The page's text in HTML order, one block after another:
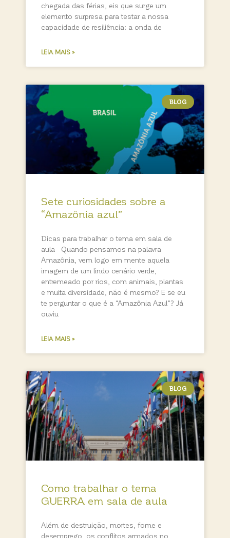
chegada das férias, eis que surge um
elemento surpresa para testar a nossa
capacidade de resiliência: a onda de
LEIA MAIS »
BLOG
Sete curiosidades sobre a
“Amazônia azul”
Dicas para trabalhar o tema em sala de
aula Quando pensamos na palavra
Amazônia, vem logo em mente aquela
imagem de um lindo cenário verde,
entremeado por rios, com animais, plantas
e muita diversidade, não é mesmo? E se eu
te perguntar o que é a “Amazônia Azul”? Já
ouviu
LEIA MAIS »
BLOG
Como trabalhar o tema
GUERRA em sala de aula
Além de destruição, mortes, fome e
desemprego, os conflitos armados no